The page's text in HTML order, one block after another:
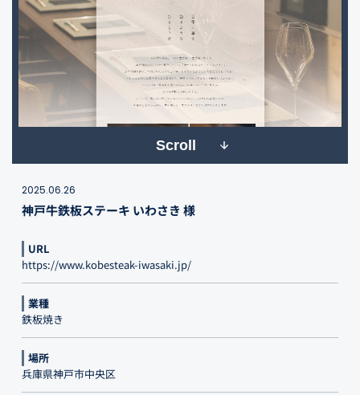
Scroll
2025.06.26
神戸牛鉄板ステーキ いわさき 様
URL
https://www.kobesteak-iwasaki.jp/
業種
鉄板焼き
場所
兵庫県神戸市中央区